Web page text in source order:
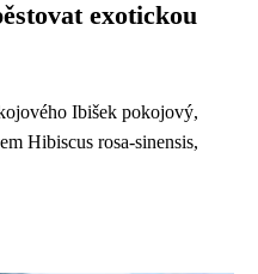
exotickou
Ibišek pokojový,
Hibiscus rosa-sinensis,